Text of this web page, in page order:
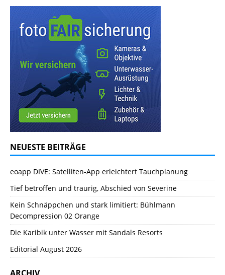
NEUESTE BEITRÄGE
eoapp DIVE: Satelliten-App erleichtert Tauchplanung
Tief betroffen und traurig, Abschied von Severine
Kein Schnäppchen und stark limitiert: Bühlmann
Decompression 02 Orange
Die Karibik unter Wasser mit Sandals Resorts
Editorial August 2026